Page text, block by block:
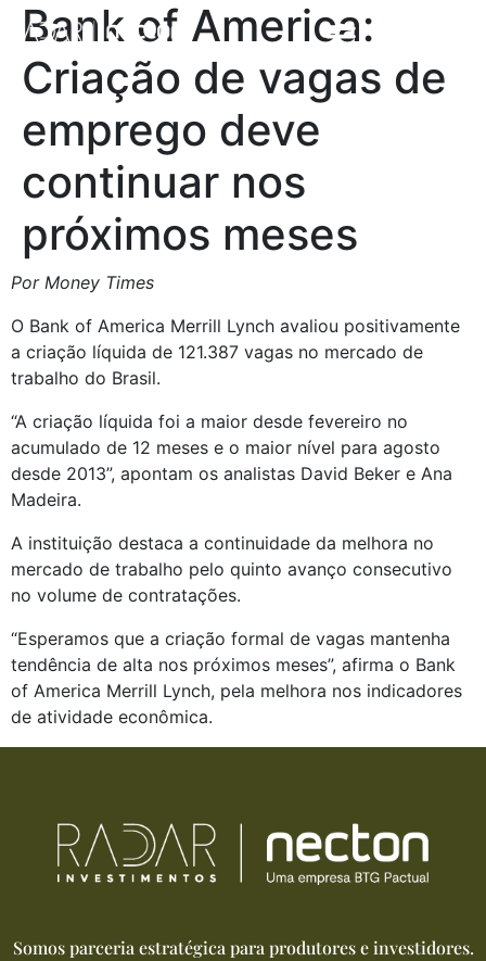
Bank of America:
Criação de vagas de
emprego deve
continuar nos
próximos meses
Por Money Times
O Bank of America Merrill Lynch avaliou positivamente
a criação líquida de 121.387 vagas no mercado de
trabalho do Brasil.
“A criação líquida foi a maior desde fevereiro no
acumulado de 12 meses e o maior nível para agosto
desde 2013”, apontam os analistas David Beker e Ana
Madeira.
A instituição destaca a continuidade da melhora no
mercado de trabalho pelo quinto avanço consecutivo
no volume de contratações.
“Esperamos que a criação formal de vagas mantenha
tendência de alta nos próximos meses”, afirma o Bank
of America Merrill Lynch, pela melhora nos indicadores
de atividade econômica.
Somos parceria estratégica para produtores e investidores.